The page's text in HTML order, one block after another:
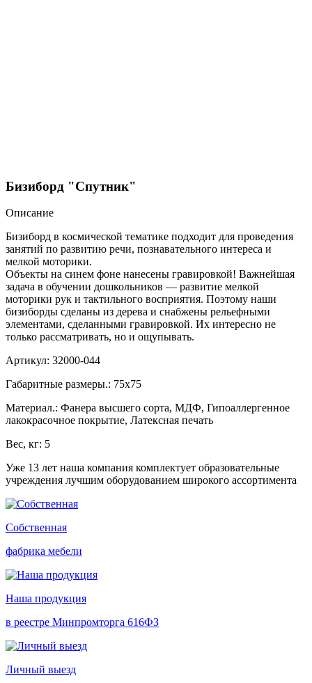
Бизиборд "Спутник"
Описание
Бизиборд в космической тематике подходит для проведения
занятий по развитию речи, познавательного интереса и
мелкой моторики.
Объекты на синем фоне нанесены гравировкой! Важнейшая
задача в обучении дошкольников — развитие мелкой
моторики рук и тактильного восприятия. Поэтому наши
бизиборды сделаны из дерева и снабжены рельефными
элементами, сделанными гравировкой. Их интересно не
только рассматривать, но и ощупывать.
Артикул: 32000-044
Габаритные размеры.: 75х75
Материал.: Фанера высшего сорта, МДФ, Гипоаллергенное
лакокрасочное покрытие, Латексная печать
Вес, кг: 5
Уже 13 лет наша компания комплектует образовательные
учреждения лучшим оборудованием широкого ассортимента
Собственная
фабрика мебели
Наша продукция
в реестре Минпромторга 616ФЗ
Личный выезд